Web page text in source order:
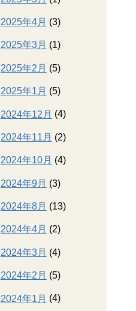
2025年4月 (3)
2025年3月 (1)
2025年2月 (5)
2025年1月 (5)
2024年12月 (4)
2024年11月 (2)
2024年10月 (4)
2024年9月 (3)
2024年8月 (13)
2024年4月 (2)
2024年3月 (4)
2024年2月 (5)
2024年1月 (4)